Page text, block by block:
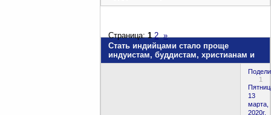
Стать индийцами стало проще
индуистам, буддистам, христианам и
Страница:1 2 »
1
13
марта,
2020г.